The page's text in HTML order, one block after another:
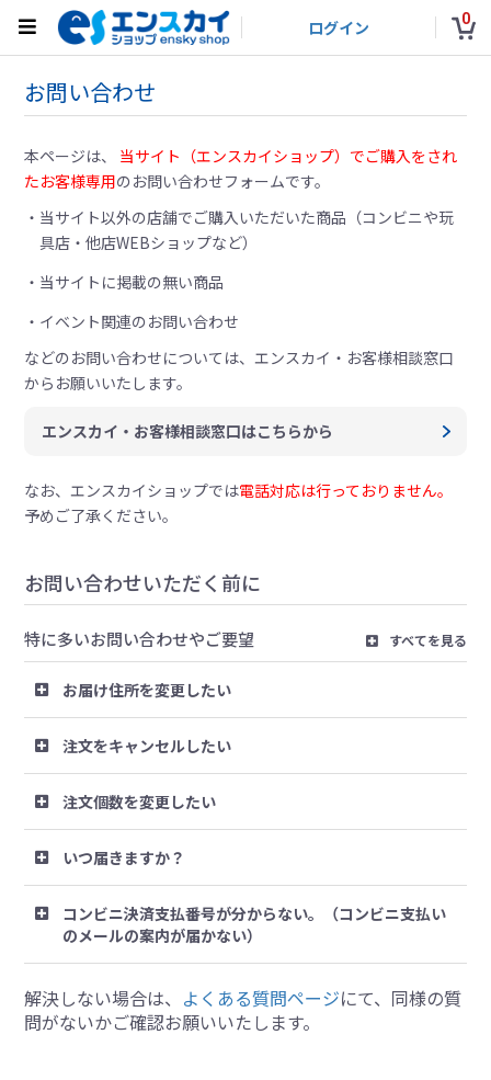
ログイン 0
お問い合わせ
本ページは、 当サイト（エンスカイショップ）でご購入をされ
たお客様専用のお問い合わせフォームです。
当サイト以外の店舗でご購入いただいた商品（コンビニや玩
具店・他店WEBショップなど）
当サイトに掲載の無い商品
イベント関連のお問い合わせ
などのお問い合わせについては、エンスカイ・お客様相談窓口
からお願いいたします。
エンスカイ・お客様相談窓口はこちらから
なお、エンスカイショップでは電話対応は行っておりません。
予めご了承ください。
お問い合わせいただく前に
特に多いお問い合わせやご要望 すべてを見る
お届け住所を変更したい
注文をキャンセルしたい
注文個数を変更したい
いつ届きますか？
コンビニ決済支払番号が分からない。（コンビニ支払い
のメールの案内が届かない）
解決しない場合は、 よくある質問ページにて、同様の質
問がないかご確認お願いいたします。